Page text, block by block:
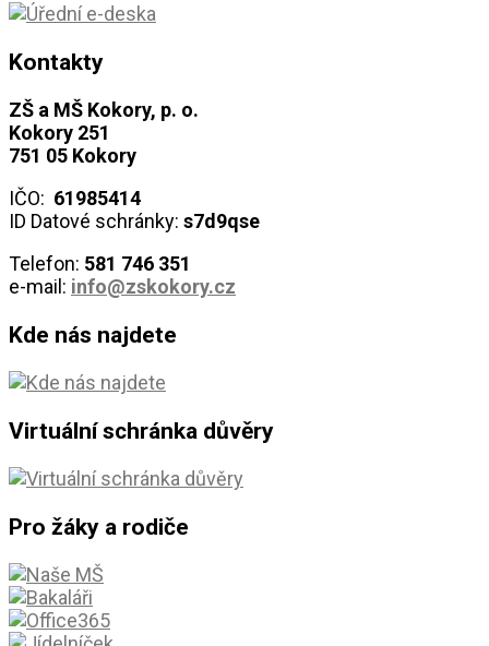
Kontakty
ZŠ a MŠ Kokory, p. o.
Kokory 251
751 05 Kokory
IČO: 61985414
ID Datové schránky: s7d9qse
Telefon: 581 746 351
e-mail: info@zskokory.cz
Kde nás najdete
Virtuální schránka důvěry
Pro žáky a rodiče